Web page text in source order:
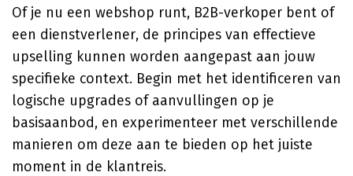
Of je nu een webshop runt, B2B-verkoper bent of
een dienstverlener, de principes van effectieve
upselling kunnen worden aangepast aan jouw
specifieke context. Begin met het identificeren van
logische upgrades of aanvullingen op je
basisaanbod, en experimenteer met verschillende
manieren om deze aan te bieden op het juiste
moment in de klantreis.